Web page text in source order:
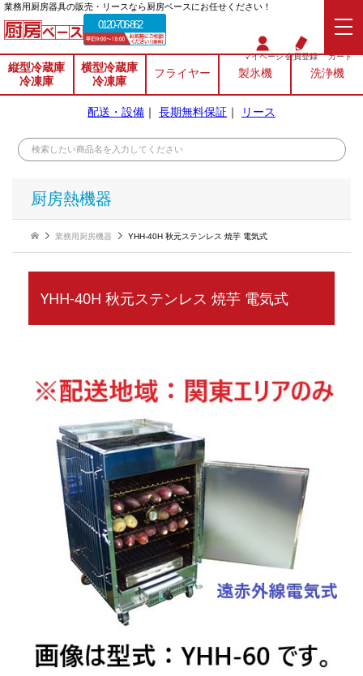
業務⽤厨房器具の販売・リースなら厨房ベースにお任せください！
0120-706-862
マイページ会員登録 カート
縦型冷蔵庫
冷凍庫
横型冷蔵庫
冷凍庫
フライヤー 製氷機 洗浄機
配送・設備 ｜ 長期無料保証 ｜ リース
厨房熱機器
業務用厨房機器 YHH-40H 秋元ステンレス 焼芋 電気式
YHH-40H 秋元ステンレス 焼芋 電気式